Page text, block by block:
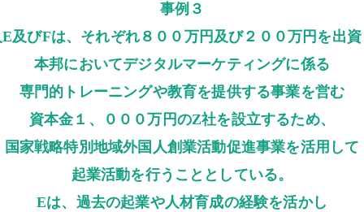
事例３
及びFは、それぞれ８００万円及び２００万円を出
本邦においてデジタルマーケティングに係る
専門的トレーニングや教育を提供する事業を営む
資本金１、０００万円のZ社を設立するため、
国家戦略特別地域外国人創業活動促進事業を活用して
起業活動を行うこととしている。
Eは、過去の起業や人材育成の経験を活かし